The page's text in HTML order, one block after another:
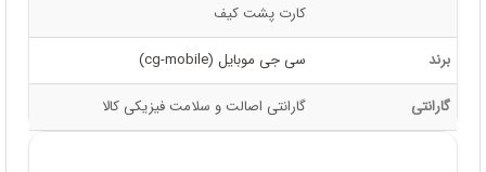
کارت پشت کیف
برند سی جی موبایل (cg-mobile)
گارانتی گارانتی اصالت و سلامت فیزیکی کالا